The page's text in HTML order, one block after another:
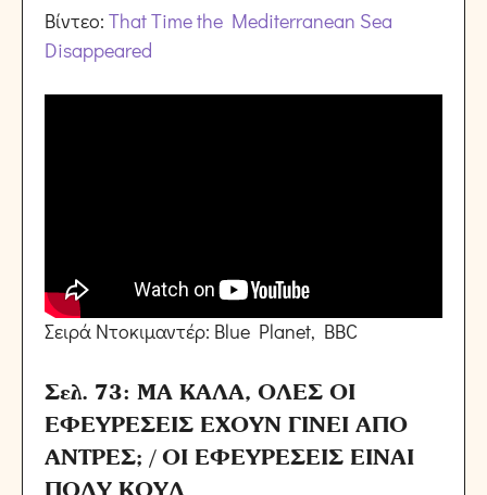
Βίντεο:That Time the Mediterranean Sea
Disappeared
Σειρά Ντοκιμαντέρ: Blue Planet, BBC
Σελ. 73: ΜΑ ΚΑΛΑ, ΟΛΕΣ ΟΙ
ΕΦΕΥΡΕΣΕΙΣ ΕΧΟΥΝ ΓΙΝΕΙ ΑΠΟ
ΑΝΤΡΕΣ; / ΟΙ ΕΦΕΥΡΕΣΕΙΣ ΕΙΝΑΙ